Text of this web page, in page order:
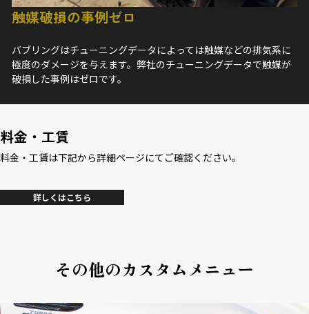
触媒破損の事例ゼロ
バブリングはチューニングデータによっては触媒などの排気系に
極度のダメージを与えます。弊社のチューニングデータで触媒が
破損した事例はゼロです。
料金・工賃
料金・工賃は下記から詳細ページにてご確認ください。
詳しくはこちら
その他のカスタムメニュー